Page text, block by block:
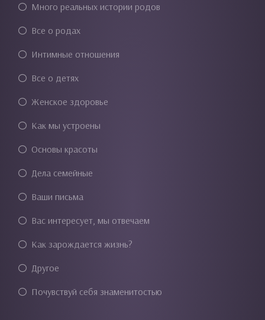
Много реальных истории родов
Все о родах
Интимные отношения
Все о детях
Женское здоровье
Как мы устроены
Основы красоты
Дела семейные
Ваши письма
Вас интересует, мы отвечаем
Как зарождается жизнь?
Другое
Почувствуй себя знаменитостью